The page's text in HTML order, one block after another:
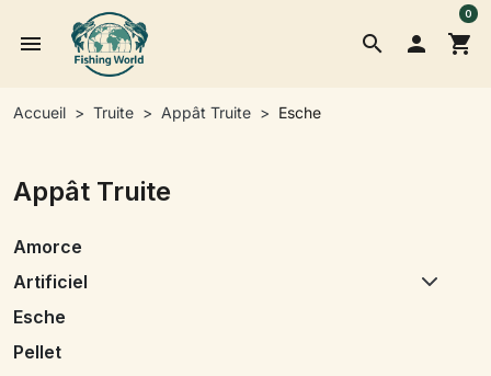
search
menu  shopping_cart
0
Accueil Truite Appât Truite Esche
Appât Truite
Amorce
Artificiel
Esche
Pellet